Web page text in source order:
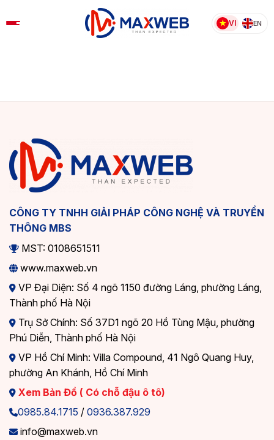
to
VI EN
CÔNG TY TNHH GIẢI PHÁP CÔNG NGHỆ VÀ TRUYỀN
THÔNG MBS
MST: 0108651511
www.maxweb.vn
VP Đại Diện: Số 4 ngõ 1150 đường Láng, phường Láng,
Thành phố Hà Nội
Trụ Sở Chính: Số 37D1 ngõ 20 Hồ Tùng Mậu, phường
Phú Diễn, Thành phố Hà Nội
VP Hồ Chí Minh: Villa Compound, 41 Ngô Quang Huy,
phường An Khánh, Hồ Chí Minh
Xem Bản Đồ ( Có chỗ đậu ô tô)
0985.84.1715 / 0936.387.929
info@maxweb.vn